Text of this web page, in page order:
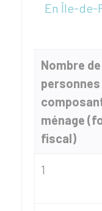
En Île-de-
Nombre de
personnes
ménage
fiscal)
1